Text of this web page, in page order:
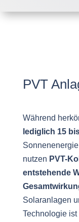
PVT
Während
lediglich 15
nutzen PVT-
entstehende
Solaranlagen
Technologie